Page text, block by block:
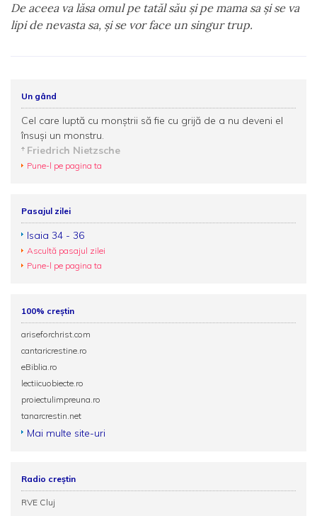
De aceea va lăsa omul pe tatăl său şi pe mama sa şi se va
lipi de nevasta sa, şi se vor face un singur trup.
Un gând
Cel care luptă cu monştrii să fie cu grijă de a nu deveni el
însuşi un monstru.
Friedrich Nietzsche
Pune-l pe pagina ta
Pasajul zilei
Isaia 34 - 36
Ascultă pasajul zilei
Pune-l pe pagina ta
100% creștin
ariseforchrist.com
cantaricrestine.ro
eBiblia.ro
lectiicuobiecte.ro
proiectulimpreuna.ro
tanarcrestin.net
Mai multe site-uri
Radio creștin
RVE Cluj